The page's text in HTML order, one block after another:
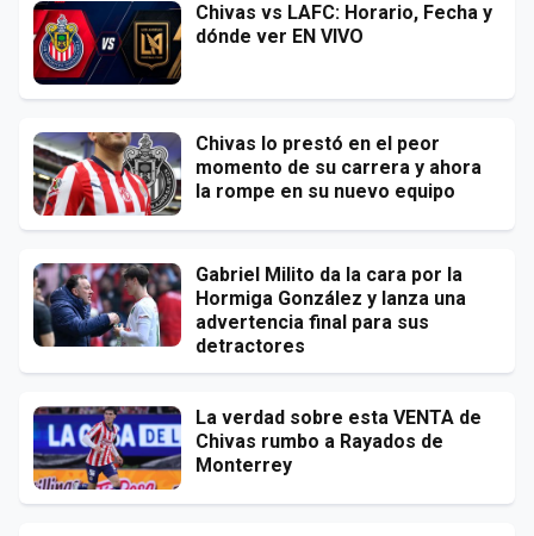
Chivas vs LAFC: Horario, Fecha y
dónde ver EN VIVO
Chivas lo prestó en el peor
momento de su carrera y ahora
la rompe en su nuevo equipo
Gabriel Milito da la cara por la
Hormiga González y lanza una
advertencia final para sus
detractores
La verdad sobre esta VENTA de
Chivas rumbo a Rayados de
Monterrey